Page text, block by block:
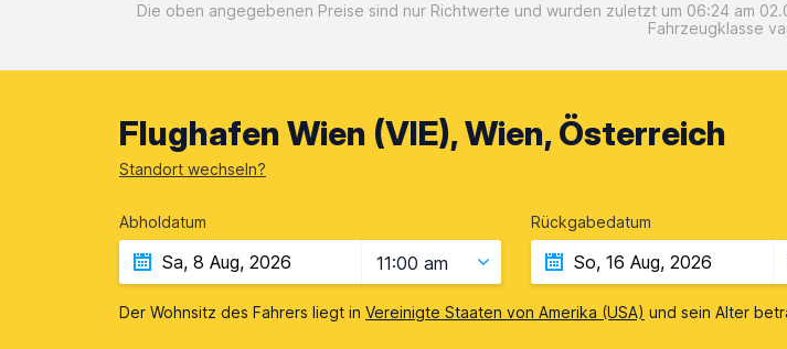
Die oben angegebenen Preise sind nur Richtwerte und wurden zuletzt um 06:24 am
Fahrzeugklasse
Flughafen Wien (VIE), Wien, Österreich
Standort wechseln?
Abholdatum
11:00 am
Rückgabedatum
Der Wohnsitz des Fahrers liegt in Vereinigte Staaten von Amerika (USA) und sein Alter